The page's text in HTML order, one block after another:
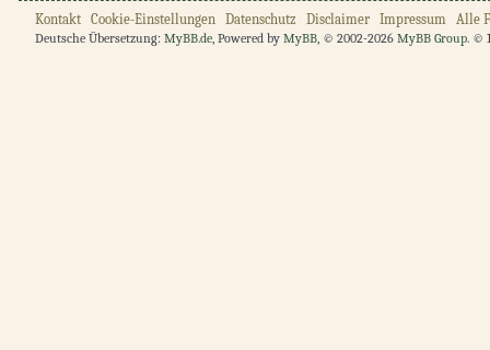
Kontakt Cookie-Einstellungen Datenschutz Disclaimer Impressum Alle
Deutsche Übersetzung: MyBB.de, Powered by MyBB, © 2002-2026 MyBB Group. ©